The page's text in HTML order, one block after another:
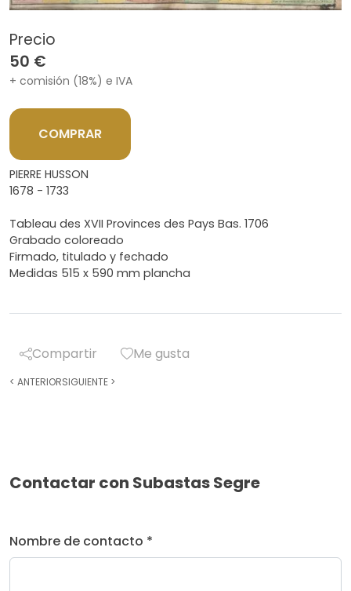
Precio
50 €
+ comisión (18%) e IVA
COMPRAR
PIERRE HUSSON
1678 - 1733
Tableau des XVII Provinces des Pays Bas. 1706
Grabado coloreado
Firmado, titulado y fechado
Medidas 515 x 590 mm plancha
Compartir Me gusta
< ANTERIORSIGUIENTE >
Contactar con Subastas Segre
Nombre de contacto *